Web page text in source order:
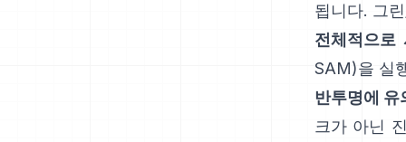
됩니다. 그
전체적으로
SAM)을 실
반투명에 유
크가 아닌